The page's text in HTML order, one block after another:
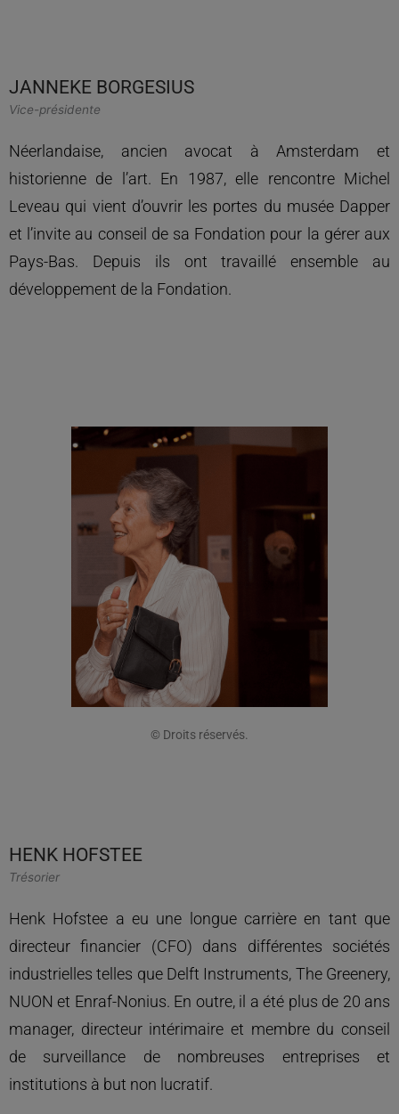
JANNEKE BORGESIUS
Vice-présidente
Néerlandaise, ancien avocat à Amsterdam et
historienne de l’art. En 1987, elle rencontre Michel
Leveau qui vient d’ouvrir les portes du musée Dapper
et l’invite au conseil de sa Fondation pour la gérer aux
Pays-Bas. Depuis ils ont travaillé ensemble au
développement de la Fondation.
© Droits réservés.
HENK HOFSTEE
Trésorier
Henk Hofstee a eu une longue carrière en tant que
directeur financier (CFO) dans différentes sociétés
industrielles telles que Delft Instruments, The Greenery,
NUON et Enraf-Nonius. En outre, il a été plus de 20 ans
manager, directeur intérimaire et membre du conseil
de surveillance de nombreuses entreprises et
institutions à but non lucratif.